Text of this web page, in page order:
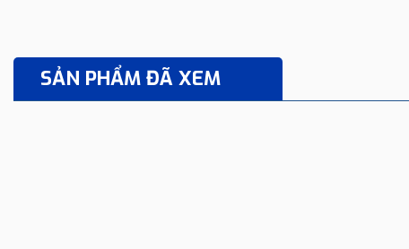
SẢN PHẨM ĐÃ XEM